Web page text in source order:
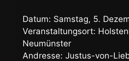
Datum: Samstag, 5.
Veranstaltungsort:
Neumünster
Andresse: Justus-von-